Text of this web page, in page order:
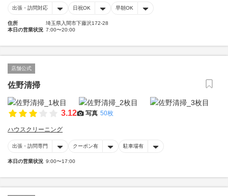
出張・訪問対応 日祝OK 早朝OK
住所
埼玉県入間市下藤沢172-28
本日の営業状況 7:00〜20:00
店舗公式
佐野清掃
3.12 写真 50枚
ハウスクリーニング
出張・訪問専門 クーポン有 駐車場有
本日の営業状況 9:00〜17:00